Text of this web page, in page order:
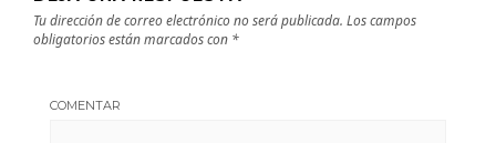
Tu dirección de correo electrónico no será publicada. Los campos
obligatorios están marcados con *
COMENTAR